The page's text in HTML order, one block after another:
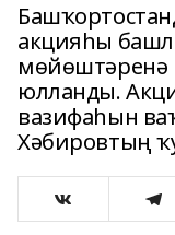
акцияһы
мөйөштәренә
юлланды.
вазифаһын
Хәбировтың